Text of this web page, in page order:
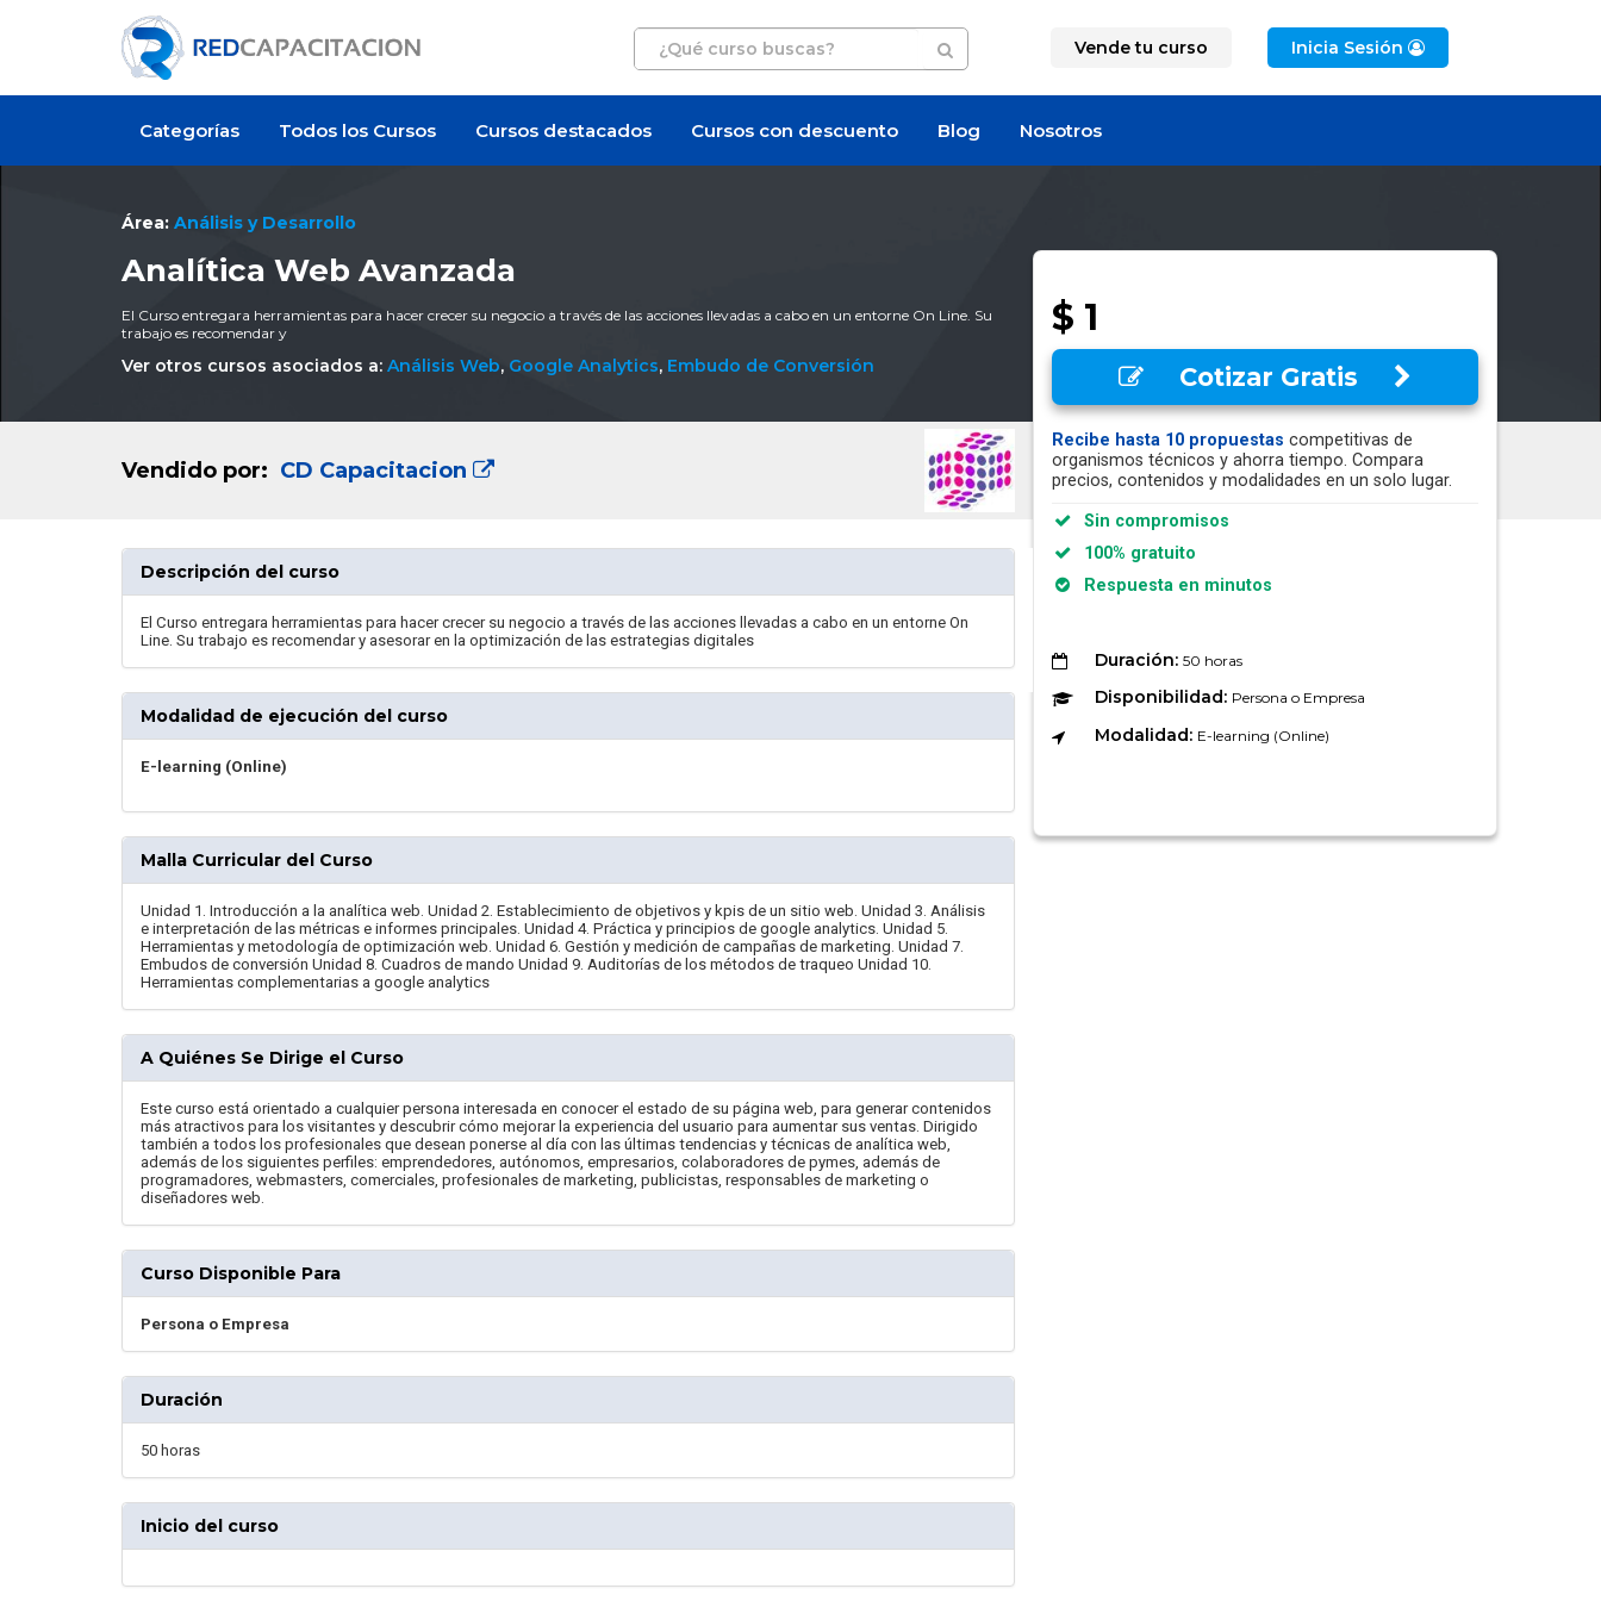
Vende tu curso Inicia Sesión
Categorías Todos los Cursos Cursos destacados Cursos con descuento Blog Nosotros
Área: Análisis y Desarrollo
Analítica Web Avanzada
El Curso entregara herramientas para hacer crecer su negocio a través de las acciones llevadas a cabo en un entorne On Line. Su
trabajo es recomendar y
Ver otros cursos asociados a: Análisis Web, Google Analytics, Embudo de Conversión
Vendido por: CD Capacitacion
$ 1
Cotizar Gratis
Recibe hasta 10 propuestas competitivas de
organismos técnicos y ahorra tiempo. Compara
precios, contenidos y modalidades en un solo lugar.
Sin compromisos
100% gratuito
Respuesta en minutos
Duración: 50 horas
Disponibilidad: Persona o Empresa
Modalidad: E-learning (Online)
Descripción del curso
El Curso entregara herramientas para hacer crecer su negocio a través de las acciones llevadas a cabo en un entorne On
Line. Su trabajo es recomendar y asesorar en la optimización de las estrategias digitales
Modalidad de ejecución del curso
E-learning (Online)
Malla Curricular del Curso
Unidad 1. Introducción a la analítica web. Unidad 2. Establecimiento de objetivos y kpis de un sitio web. Unidad 3. Análisis
e interpretación de las métricas e informes principales. Unidad 4. Práctica y principios de google analytics. Unidad 5.
Herramientas y metodología de optimización web. Unidad 6. Gestión y medición de campañas de marketing. Unidad 7.
Embudos de conversión Unidad 8. Cuadros de mando Unidad 9. Auditorías de los métodos de traqueo Unidad 10.
Herramientas complementarias a google analytics
A Quiénes Se Dirige el Curso
Este curso está orientado a cualquier persona interesada en conocer el estado de su página web, para generar contenidos
más atractivos para los visitantes y descubrir cómo mejorar la experiencia del usuario para aumentar sus ventas. Dirigido
también a todos los profesionales que desean ponerse al día con las últimas tendencias y técnicas de analítica web,
además de los siguientes perfiles: emprendedores, autónomos, empresarios, colaboradores de pymes, además de
programadores, webmasters, comerciales, profesionales de marketing, publicistas, responsables de marketing o
diseñadores web.
Curso Disponible Para
Persona o Empresa
Duración
50 horas
Inicio del curso